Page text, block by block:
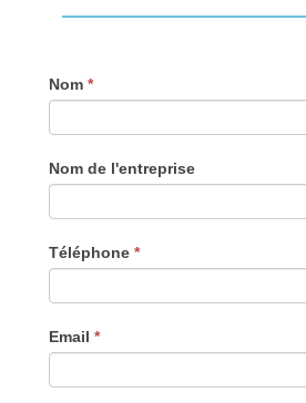
If
you
are
leave
field
blank.
Nom *
Nom de l'entreprise
Téléphone *
Email *